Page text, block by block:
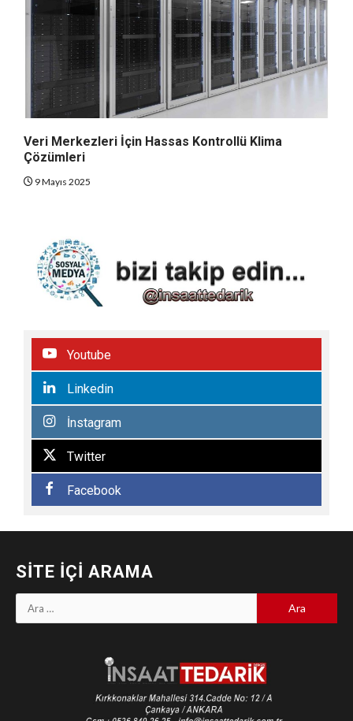
Veri Merkezleri İçin Hassas Kontrollü Klima
Çözümleri
9 Mayıs 2025
Youtube
Linkedin
İnstagram
Twitter
Facebook
SITE İÇI ARAMA
Arama: